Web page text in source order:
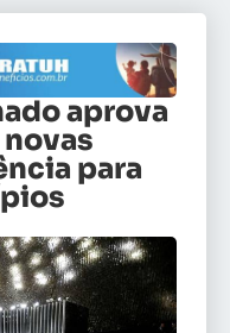
aprova
novas
para